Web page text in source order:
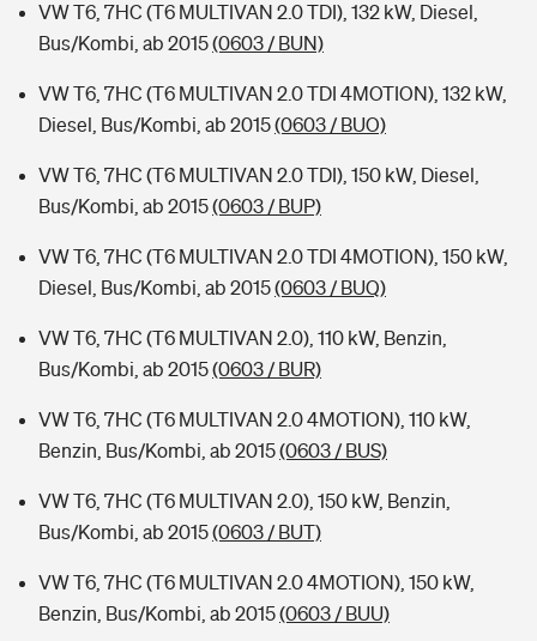
VW T6, 7HC (T6 MULTIVAN 2.0 TDI), 132 kW, Diesel,
Bus/Kombi, ab 2015(0603 / BUN)
VW T6, 7HC (T6 MULTIVAN 2.0 TDI 4MOTION), 132 kW,
Diesel, Bus/Kombi, ab 2015(0603 / BUO)
VW T6, 7HC (T6 MULTIVAN 2.0 TDI), 150 kW, Diesel,
Bus/Kombi, ab 2015(0603 / BUP)
VW T6, 7HC (T6 MULTIVAN 2.0 TDI 4MOTION), 150 kW,
Diesel, Bus/Kombi, ab 2015(0603 / BUQ)
VW T6, 7HC (T6 MULTIVAN 2.0), 110 kW, Benzin,
Bus/Kombi, ab 2015(0603 / BUR)
VW T6, 7HC (T6 MULTIVAN 2.0 4MOTION), 110 kW,
Benzin, Bus/Kombi, ab 2015(0603 / BUS)
VW T6, 7HC (T6 MULTIVAN 2.0), 150 kW, Benzin,
Bus/Kombi, ab 2015(0603 / BUT)
VW T6, 7HC (T6 MULTIVAN 2.0 4MOTION), 150 kW,
Benzin, Bus/Kombi, ab 2015(0603 / BUU)